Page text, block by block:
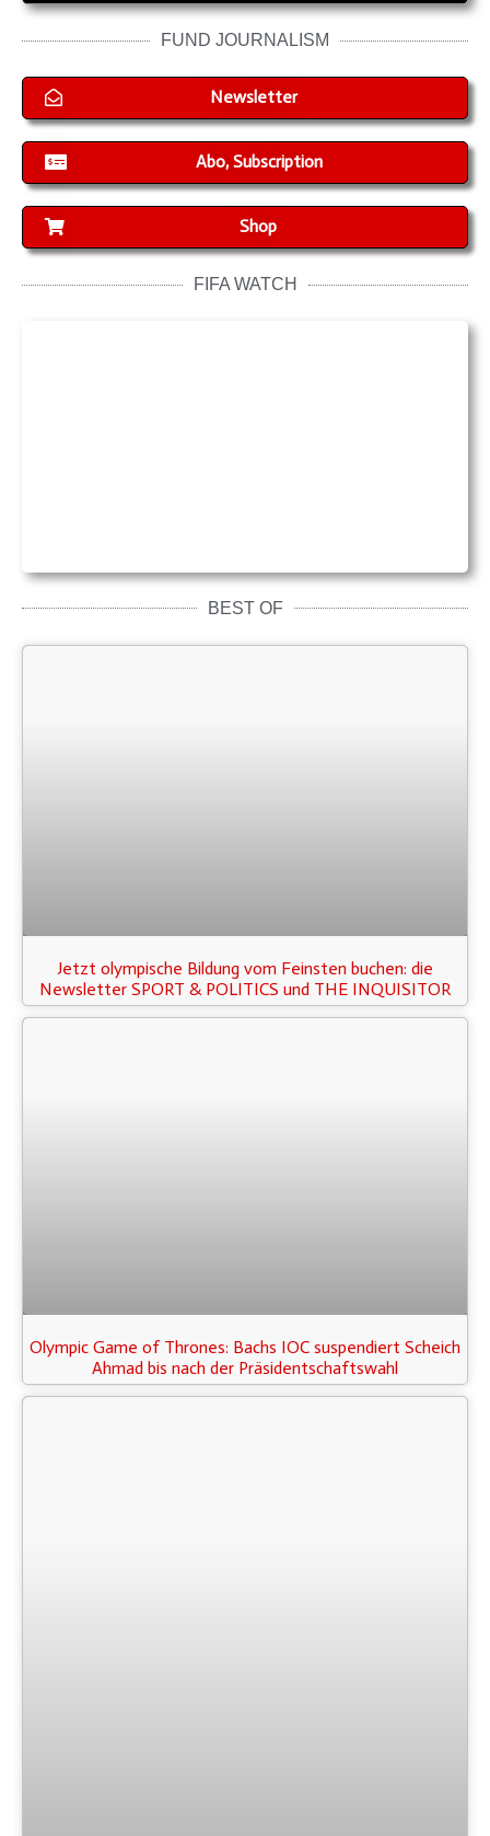
FUND JOURNALISM
Newsletter
Abo, Subscription
Shop
FIFA WATCH
BEST OF
Jetzt olympische Bildung vom Feinsten buchen: die
Newsletter SPORT & POLITICS und THE INQUISITOR
Olympic Game of Thrones: Bachs IOC suspendiert Scheich
Ahmad bis nach der Präsidentschaftswahl